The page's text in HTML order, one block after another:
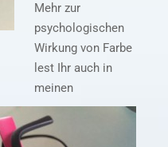
Mehr zur
psychologischen
Wirkung von Farbe
lest Ihr auch in
meinen